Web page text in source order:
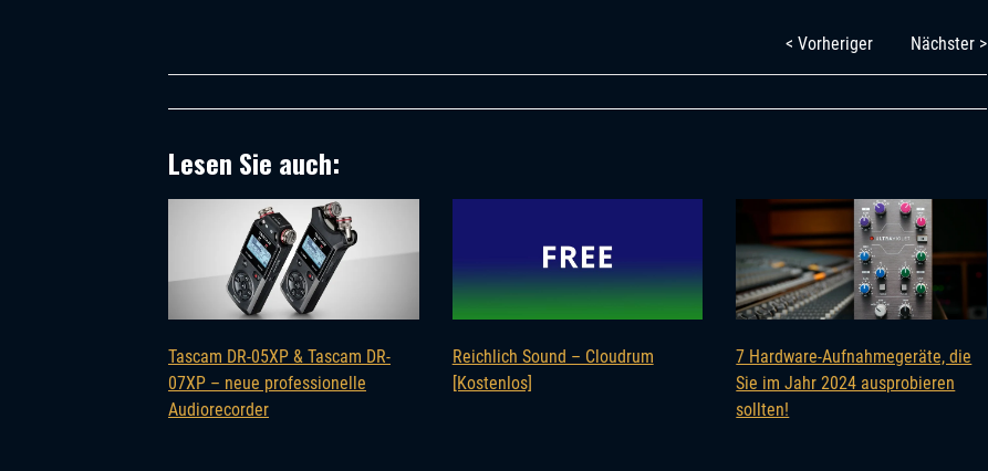
< Vorheriger Nächster >
Lesen Sie auch:
Tascam DR-05XP & Tascam DR-
07XP – neue professionelle
Audiorecorder
Reichlich Sound – Cloudrum
[Kostenlos]
7 Hardware-Aufnahmegeräte, die
Sie im Jahr 2024 ausprobieren
sollten!